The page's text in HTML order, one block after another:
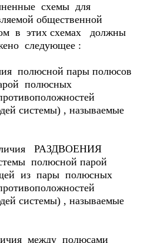
схемы для
общественной
в этих схемах должны
следующее :
полюсной пары полюсов
полюсных
системы) , называемые
РАЗДВОЕНИЯ
полюсной парой
из пары полюсных
системы) , называемые
между полюсами